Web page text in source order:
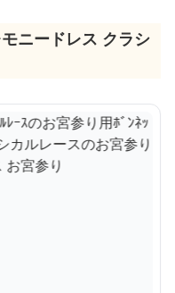
ニードレス クラシ